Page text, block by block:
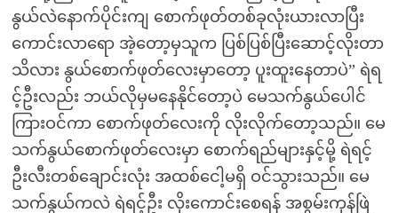
နွယ်လဲနောက်ပိုင်းကျ စောက်ဖုတ်တစ်ခုလုံးယားလာပြီး
ကောင်းလာရော အဲ့တော့မှသူက ပြစ်ပြစ်ပြီးဆောင့်လိုးတာ
သိလား နွယ်စောက်ဖုတ်လေးမှာတော့ ပူးထူးနေတာပဲ” ရဲရ
င့်ဦးလည်း ဘယ်လိုမှမနေနိုင်တော့ပဲ မေသက်နွယ်ပေါင်
ကြားဝင်ကာ စောက်ဖုတ်လေးကို လိုးလိုက်တော့သည်။ မေ
သက်နွယ်စောက်ဖုတ်လေးမှာ စောက်ရည်များနှင့်မို့ ရဲရင့်
ဦးလီးတစ်ချောင်းလုံး အထစ်ငေါ့မရှိ ဝင်သွားသည်။ မေ
သက်နွယ်ကလဲ ရဲရင့်ဦး လိုးကောင်းစေရန် အစွမ်းကုန်ဖြဲ